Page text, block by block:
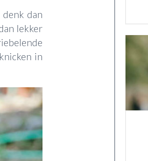
, denk dan
lekker
in